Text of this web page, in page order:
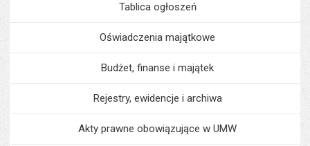
Tablica ogłoszeń
Oświadczenia majątkowe
Budżet, finanse i majątek
Rejestry, ewidencje i archiwa
Akty prawne obowiązujące w UMW